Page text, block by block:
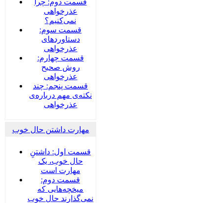
قسمت دوم: چرا
عذرخواهی
نمی‌کنیم؟
قسمت سوم:
دستاوردهای
عذرخواهی
قسمت چهارم:
روش صحیح
عذرخواهی
قسمت پنجم: چند
نکته‌ی مهم درباره‌ی
عذرخواهی
مهارت داشتن حال خوب
قسمت اول: داشتنِ
حال خوب، یک
مهارت است
قسمت دوم:
میخچه‌هایی که
نمی‌گذارند حال خوب